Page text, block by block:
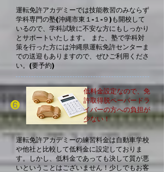
運転免許アカデミーでは技能教習のみならず
学科専門の塾(沖縄市東１-１- ９)も開校して
いるので、学科試験に不安な方にもしっかり
とサポートいたします。 また、塾で学科対
策を行った方には沖縄県運転免許センターま
での送迎 もありますので、ぜひご利用くださ
い。(要予約)
❻
低料金設定なので、免
許取得脱ペーパードラ
イバーの方への負担が
少ない！
運転免許アカデミーの練習料金は自動車学校
や他社と比較して低料金に設定しておりま
す。しかし、低料金であっても決して質が悪
いということはございません！少しでもお客